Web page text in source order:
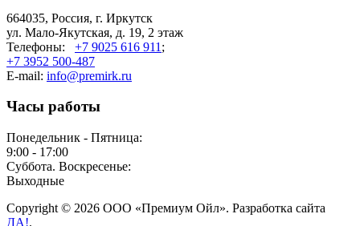
664035, Россия, г. Иркутск
ул. Мало-Якутская, д. 19, 2 этаж
Телефоны: +7 9025 616 911 ;
+7 3952 500-487
E-mail: info@premirk.ru
Часы работы
Понедельник - Пятница:
9:00 - 17:00
Суббота. Воскресенье:
Выходные
Copyright © 2026 ООО «Премиум Ойл». Разработка сайта
ДА!.